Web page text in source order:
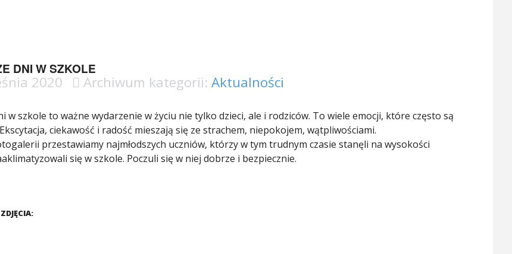
DNI W SZKOLE
2020 Archiwum kategorii: Aktualności
w szkole to ważne wydarzenie w życiu nie tylko dzieci, ale i rodziców. To wiele emocji, które często są
ciekawość i radość mieszają się ze strachem, niepokojem, wątpliwościami.
przestawiamy najmłodszych uczniów, którzy w tym trudnym czasie stanęli na wysokości
się w szkole. Poczuli się w niej dobrze i bezpiecznie.